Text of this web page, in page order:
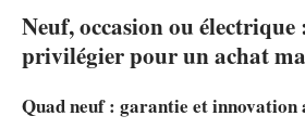
Neuf, occasion ou électrique
privilégier pour un achat
Quad neuf : garantie et innovation